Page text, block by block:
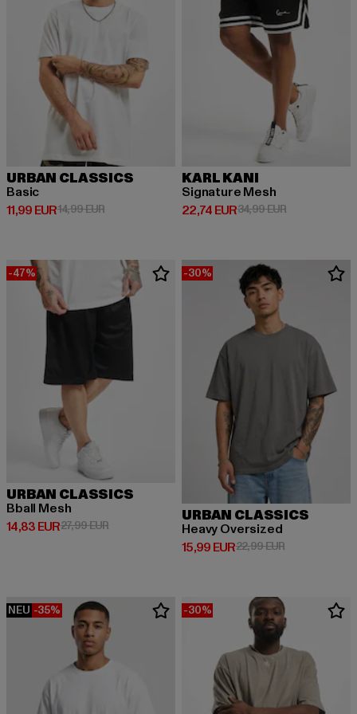
URBAN CLASSICS
Basic
11,99 EUR
Derzeitiger Preis: 11,99 EUR
14,99 EURAktionspreis: 14,99 EUR
KARL KANI
Signature Mesh
22,74 EUR
Derzeitiger Preis: 22,74 EUR
34,99 EURAktionspreis:
-47%
URBAN CLASSICS
Bball Mesh
14,83 EUR
Derzeitiger Preis: 14,83 EUR
27,99 EURAktionspreis: 27,99 EUR
-30%
URBAN CLASSICS
Heavy Oversized
15,99 EUR
Derzeitiger Preis: 15,99 EUR
22,99 EURAktionspreis:
NEU -35% -30%